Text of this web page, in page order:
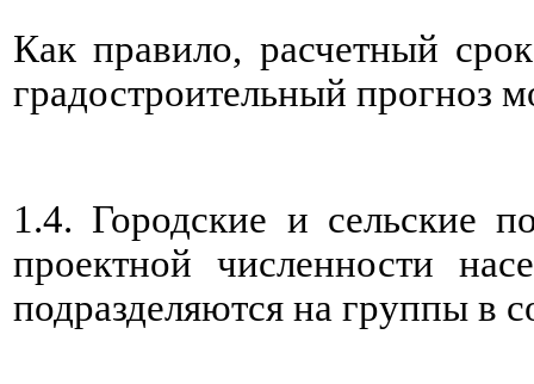
Как правило, расчетный
градостроительный прогноз
1.4. Городские и сельские
проектной численности
подразделяются на группы в